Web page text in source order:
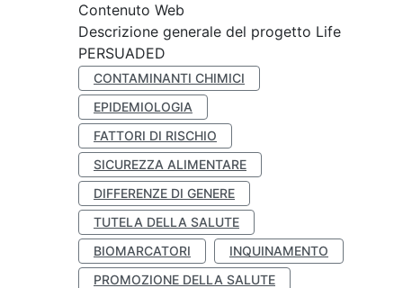
Contenuto Web
Descrizione generale del progetto Life
PERSUADED
CONTAMINANTI CHIMICI
EPIDEMIOLOGIA
FATTORI DI RISCHIO
SICUREZZA ALIMENTARE
DIFFERENZE DI GENERE
TUTELA DELLA SALUTE
BIOMARCATORI
INQUINAMENTO
PROMOZIONE DELLA SALUTE